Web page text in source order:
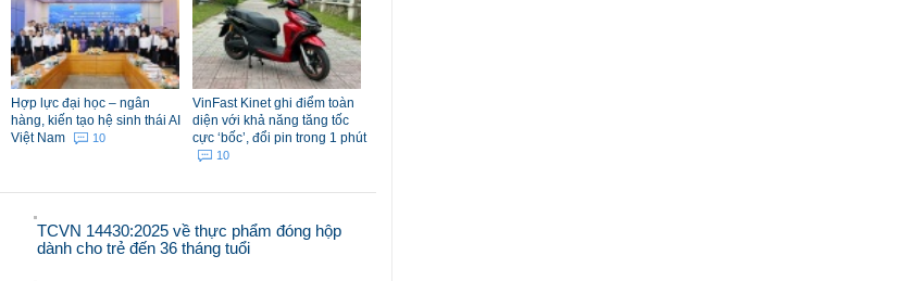
Hợp lực đại học – ngân
hàng, kiến tạo hệ sinh thái AI
Việt Nam
10
VinFast Kinet ghi điểm toàn
diện với khả năng tăng tốc
cực ‘bốc’, đổi pin trong 1 phút
10
TCVN 14430:2025 về thực phẩm đóng hộp
dành cho trẻ đến 36 tháng tuổi